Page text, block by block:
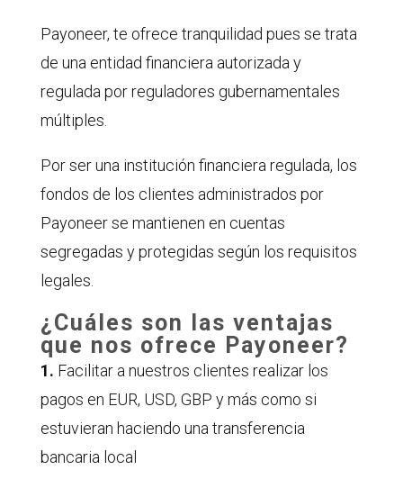
Payoneer, te ofrece tranquilidad pues se trata
de una entidad financiera autorizada y
regulada por reguladores gubernamentales
múltiples.
Por ser una institución financiera regulada, los
fondos de los clientes administrados por
Payoneer se mantienen en cuentas
segregadas y protegidas según los requisitos
legales.
¿Cuáles son las ventajas
que nos ofrece Payoneer?
1. Facilitar a nuestros clientes realizar los
pagos en EUR, USD, GBP y más como si
estuvieran haciendo una transferencia
bancaria local